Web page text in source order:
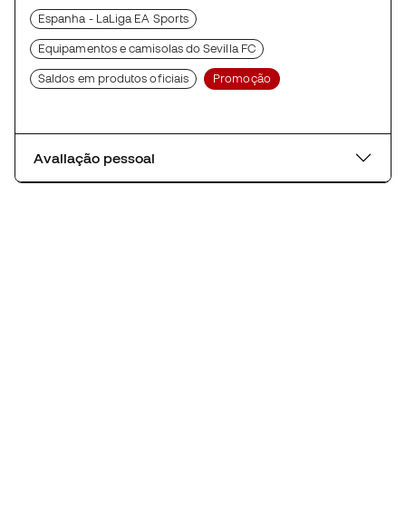
Espanha - LaLiga EA Sports
Equipamentos e camisolas do Sevilla FC
Saldos em produtos oficiais Promoção
Avaliação pessoal